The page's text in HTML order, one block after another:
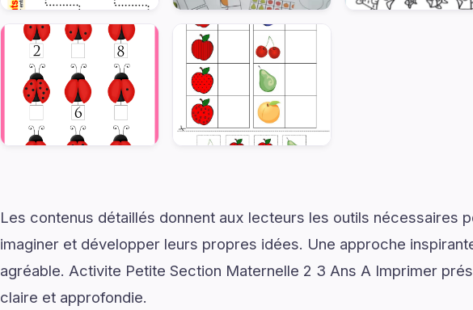
Les contenus détaillés donnent aux lecteurs les outils nécessaires
imaginer et développer leurs propres idées. Une approche
agréable. Activite Petite Section Maternelle 2 3 Ans A Imprimer
claire et approfondie.